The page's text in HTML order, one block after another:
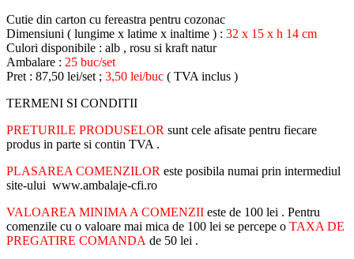
Cutie din carton cu fereastra pentru cozonac
Dimensiuni ( lungime x latime x inaltime ) : 32 x 15 x h 14 cm
Culori disponibile : alb , rosu si kraft natur
Ambalare : 25 buc/set
Pret : 87,50 lei/set ; 3,50 lei/buc ( TVA inclus )
TERMENI SI CONDITII
PRETURILE PRODUSELOR sunt cele afisate pentru fiecare
produs in parte si contin TVA .
PLASAREA COMENZILOR este posibila numai prin intermediul
site-ului www.ambalaje-cfi.ro
VALOAREA MINIMA A COMENZII este de 100 lei . Pentru
comenzile cu o valoare mai mica de 100 lei se percepe o TAXA DE
PREGATIRE COMANDA de 50 lei .